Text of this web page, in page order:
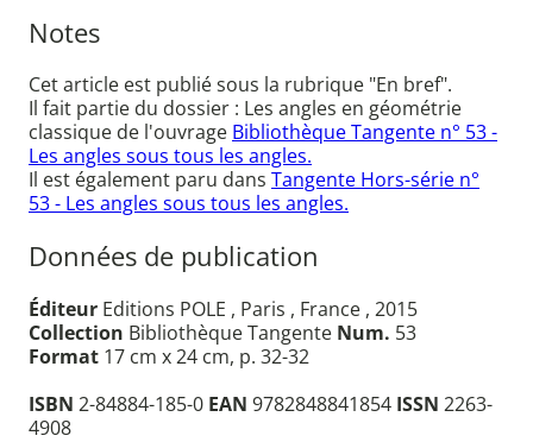
Notes
Cet article est publié sous la rubrique "En bref".
Il fait partie du dossier : Les angles en géométrie
classique de l'ouvrage Bibliothèque Tangente n° 53 -
Les angles sous tous les angles.
Il est également paru dans Tangente Hors-série n°
53 - Les angles sous tous les angles.
Données de publication
Éditeur Editions POLE , Paris , France , 2015
Collection Bibliothèque Tangente Num. 53
Format 17 cm x 24 cm, p. 32-32
ISBN 2-84884-185-0 EAN 9782848841854 ISSN 2263-
4908